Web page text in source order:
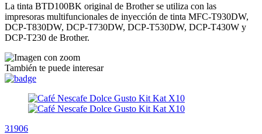
La tinta BTD100BK original de Brother se utiliza con las
impresoras multifuncionales de inyección de tinta MFC-T930DW,
DCP-T830DW, DCP-T730DW, DCP-T530DW, DCP-T430W y
DCP-T230 de Brother.
También te puede interesar
31906